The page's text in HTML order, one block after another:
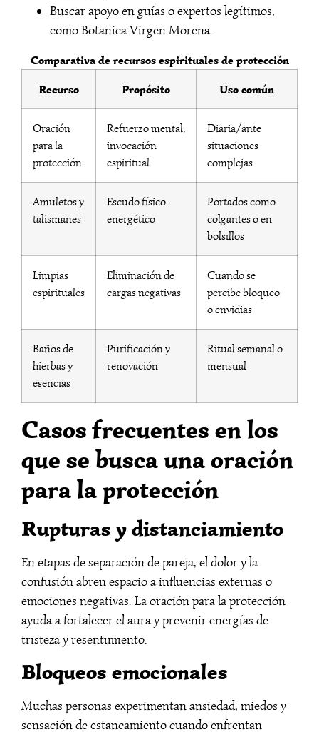
Buscar apoyo en guías o expertos legítimos,
como Botanica Virgen Morena.
Comparativa de recursos espirituales de protección
Recurso
Propósito Uso común
Oración
para la
protección
Refuerzo mental,
invocación
espiritual
Diaria/ante
situaciones
complejas
Amuletos y
talismanes
Escudo físico-
energético
Portados como
colgantes o en
bolsillos
Limpias
espirituales
Eliminación de
cargas negativas
Cuando se
percibe bloqueo
o envidias
Baños de
hierbas y
esencias
Purificación y
renovación
Ritual semanal o
mensual
Casos frecuentes en los
que se busca una oración
para la protección
Rupturas y distanciamiento
En etapas de separación de pareja, el dolor y la
confusión abren espacio a influencias externas o
emociones negativas. La oración para la protección
ayuda a fortalecer el aura y prevenir energías de
tristeza y resentimiento.
Bloqueos emocionales
Muchas personas experimentan ansiedad, miedos y
sensación de estancamiento cuando enfrentan